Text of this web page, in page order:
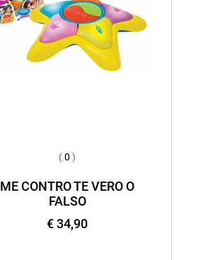
(0 )
ME CONTRO TE VERO O
FALSO
€ 34,90